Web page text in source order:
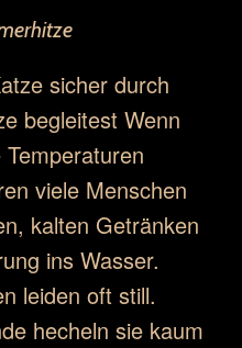
sicher durch
begleitest Wenn
viele Menschen
kalten Getränken
ins Wasser.
leiden oft still.
hecheln sie kaum